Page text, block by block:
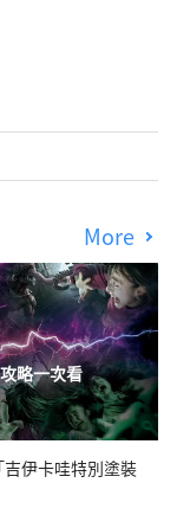
More
略一次看
伊卡哇特別塗裝